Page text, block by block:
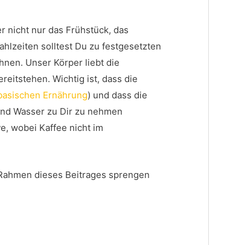
nicht nur das Frühstück, das
solltest Du zu festgesetzten
Unser Körper liebt die
Wichtig ist, dass die
Ernährung) und dass die
Wasser zu Dir zu nehmen
wobei Kaffee nicht im
dieses Beitrages sprengen